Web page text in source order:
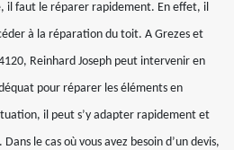
il faut le réparer rapidement. En effet, il
à la réparation du toit. A Grezes et
Reinhard Joseph peut intervenir en
pour réparer les éléments en
il peut s’y adapter rapidement et
le cas où vous avez besoin d’un devis,